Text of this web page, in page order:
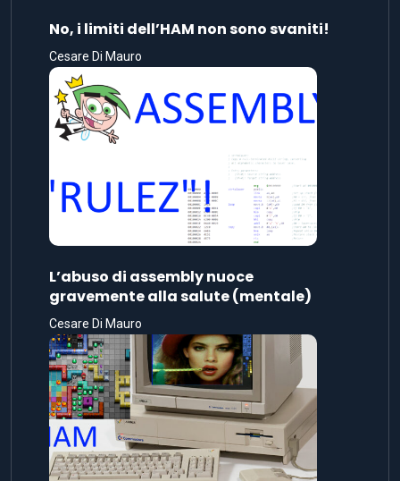
No, i limiti dell’HAM non sono svaniti!
Cesare Di Mauro
L’abuso di assembly nuoce
gravemente alla salute (mentale)
Cesare Di Mauro